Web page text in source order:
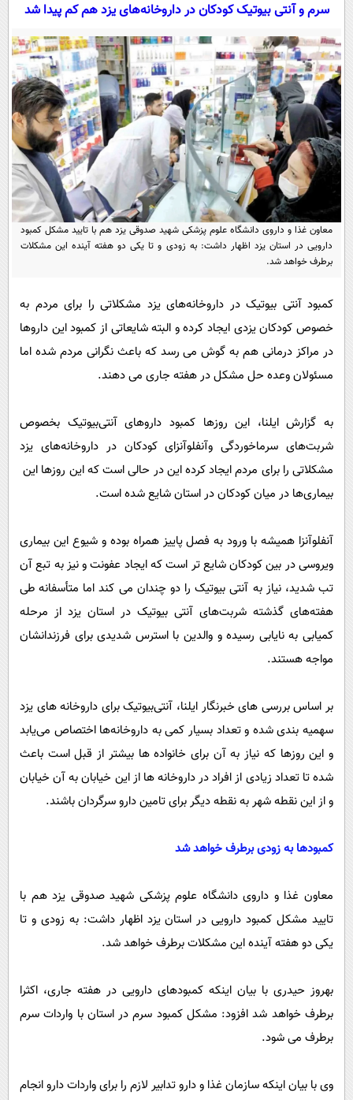
سیاسی
اقتصاد
اقتصادی
خودرو
جامعه
اجتماعی
حوادث
سلامت
یک برش دانایی
محیط زیست
سفر و تفریح
ورزشی
بین الملل
سیاست خارجی
فرهنگ و هنر
علم و دانش
فناوری و It
علمی
اخبار کریپتو
قرآن
گوناگون
سرگرمی
مجله تصویری سلاح
فیلم
ورزش
سیاست
سرگرمی
گوناگون
حوادث
محیط زیست
فرهنگی
بین الملل
اجتماعی
خواندنی ها و دیدنی ها
داستان کوتاه
پیامک
دانلود
آموزش زبان
سرم و آنتی بیوتیک کودکان در داروخانه‌های یزد هم کم‌ پیدا شد
معاون غذا و داروی دانشگاه علوم پزشکی شهید صدوقی یزد هم با تایید مشکل کمبود
دارویی در استان یزد اظهار داشت: به زودی و تا یکی دو هفته آینده این مشکلات
برطرف خواهد شد.
کمبود آنتی بیوتیک در داروخانه‌های یزد مشکلاتی را برای مردم به
خصوص کودکان یزدی ایجاد کرده و البته شایعاتی از کمبود این داروها
در مراکز درمانی هم به گوش می رسد که باعث نگرانی مردم شده اما
مسئولان وعده حل مشکل در هفته جاری می دهند.
به گزارش ایلنا، این روزها کمبود داروهای آنتی‌بیوتیک بخصوص
شربت‌های سرماخوردگی وآنفلوآنزای کودکان در داروخانه‌های یزد
مشکلاتی را برای مردم ایجاد کرده این در حالی است که این روزها این
بیماری‌ها در میان کودکان در استان شایع شده است.
آنفلوآنزا همیشه با ورود به فصل پاییز همراه بوده و شیوع این بیماری
ویروسی در بین کودکان شایع تر است که ایجاد عفونت و نیز به تبع آن
تب شدید، نیاز به آنتی بیوتیک را دو چندان می کند اما متأسفانه طی
هفته‌های گذشته شربت‌های آنتی بیوتیک در استان یزد از مرحله
کمیابی به نایابی رسیده و والدین با استرس شدیدی برای فرزندانشان
مواجه هستند.
بر اساس بررسی های خبرنگار ایلنا، آنتی‌بیوتیک برای داروخانه های یزد
سهمیه بندی شده و تعداد بسیار کمی به داروخانه‌ها اختصاص می‌یابد
و این روزها که نیاز به آن برای خانواده ها بیشتر از قبل است باعث
شده تا تعداد زیادی از افراد در داروخانه ها از این خیابان به آن خیابان
و از این نقطه شهر به نقطه دیگر برای تامین دارو سرگردان باشند.
کمبودها به زودی برطرف خواهد شد
معاون غذا و داروی دانشگاه علوم پزشکی شهید صدوقی یزد هم با
تایید مشکل کمبود دارویی در استان یزد اظهار داشت: به زودی و تا
یکی دو هفته آینده این مشکلات برطرف خواهد شد.
بهروز حیدری با بیان اینکه کمبودهای دارویی در هفته جاری، اکثرا
برطرف خواهد شد افزود: مشکل کمبود سرم در استان با واردات سرم
برطرف می شود.
وی با بیان اینکه سازمان غذا و دارو تدابیر لازم را برای واردات دارو انجام